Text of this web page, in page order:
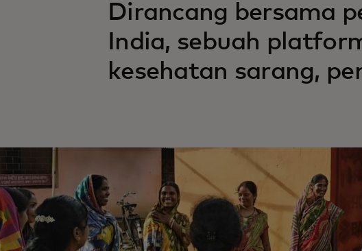
Dirancang bersama
India, sebuah
kesehatan sarang,